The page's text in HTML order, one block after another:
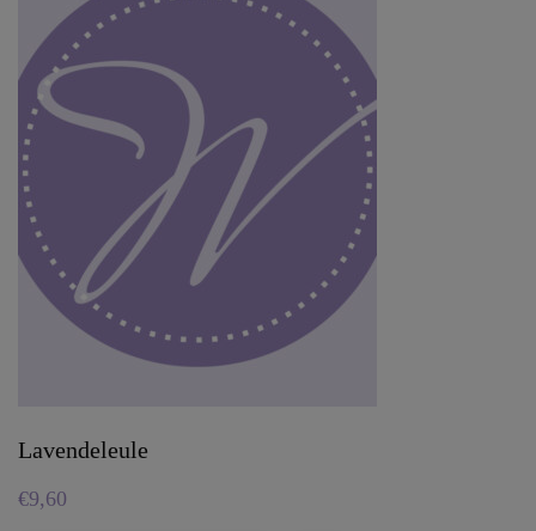
Lavendeleule
€9,60